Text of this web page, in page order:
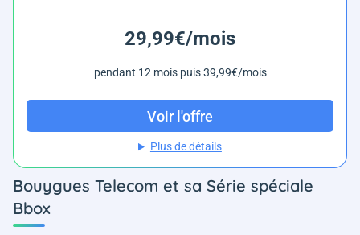
29,99€/mois
pendant 12 mois puis 39,99€/mois
Voir l'offre
Plus de détails
Bouygues Telecom et sa Série spéciale
Bbox